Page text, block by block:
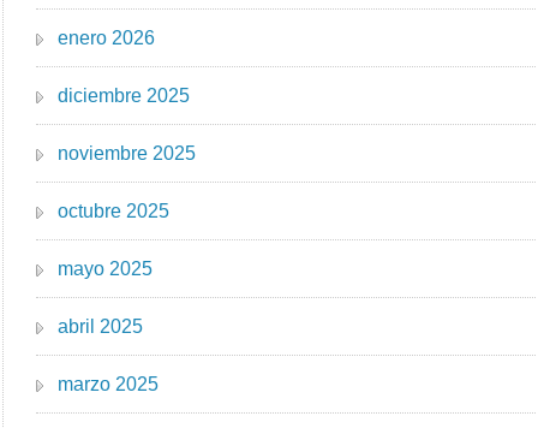
enero 2026
diciembre 2025
noviembre 2025
octubre 2025
mayo 2025
abril 2025
marzo 2025